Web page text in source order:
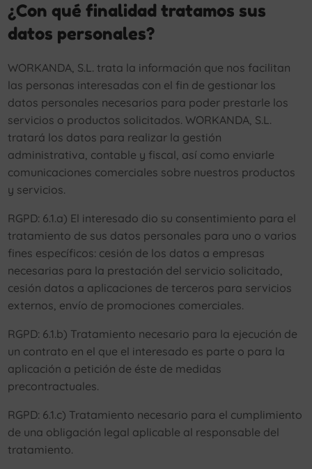
¿Con qué finalidad tratamos sus
datos personales?
WORKANDA, S.L. trata la información que nos facilitan
las personas interesadas con el fin de gestionar los
datos personales necesarios para poder prestarle los
servicios o productos solicitados. WORKANDA, S.L.
tratará los datos para realizar la gestión
administrativa, contable y fiscal, así como enviarle
comunicaciones comerciales sobre nuestros productos
y servicios.
RGPD: 6.1.a) El interesado dio su consentimiento para el
tratamiento de sus datos personales para uno o varios
fines específicos: cesión de los datos a empresas
necesarias para la prestación del servicio solicitado,
cesión datos a aplicaciones de terceros para servicios
externos, envío de promociones comerciales.
RGPD: 6.1.b) Tratamiento necesario para la ejecución de
un contrato en el que el interesado es parte o para la
aplicación a petición de éste de medidas
precontractuales.
RGPD: 6.1.c) Tratamiento necesario para el cumplimiento
de una obligación legal aplicable al responsable del
tratamiento.